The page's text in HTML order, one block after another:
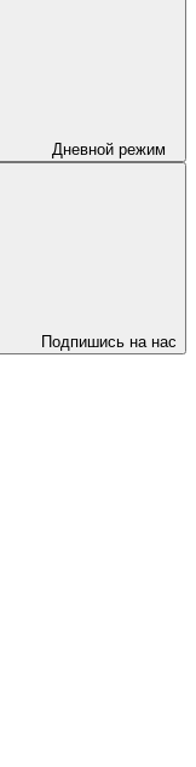
Дневной режим
Подпишись на нас